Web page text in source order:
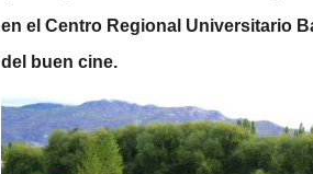
en el Centro Regional Universitario
del buen cine.